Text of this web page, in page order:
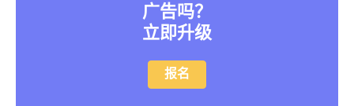
广告吗？
立即升级
报名